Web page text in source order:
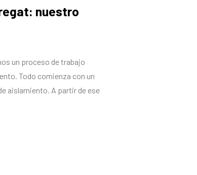
nuestro
un proceso de trabajo
Todo comienza con un
aislamiento. A partir de ese